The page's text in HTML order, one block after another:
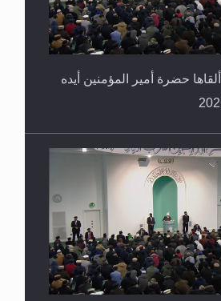
حضرة أمير المؤمنين أيده